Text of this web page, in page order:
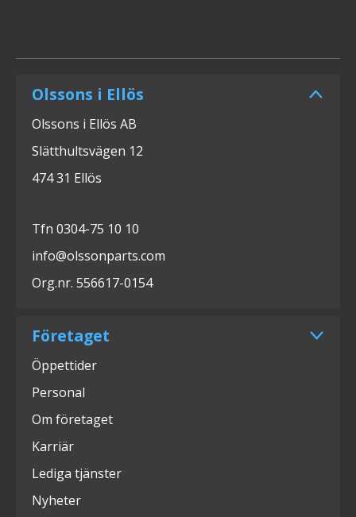
Olssons i Ellös
Olssons i Ellös AB
Slätthultsvägen 12
474 31 Ellös
Tfn 0304-75 10 10
info@olssonparts.com
Org.nr. 556617-0154
Företaget
Öppettider
Personal
Om företaget
Karriär
Lediga tjänster
Nyheter